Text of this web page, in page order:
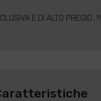
E DI ALTO PREGIO...!!!